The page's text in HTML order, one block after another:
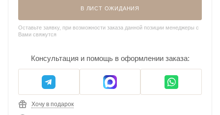
В ЛИСТ ОЖИДАНИЯ
Оставьте заявку, при возможности заказа данной позиции менеджеры с
Вами свяжутся
Консультация и помощь в оформлении заказа:
Хочу в подарок